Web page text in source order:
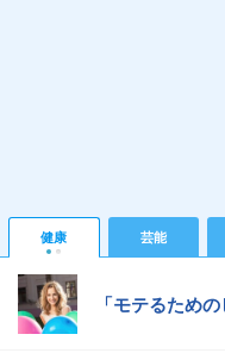
健康 芸能
「モテるため